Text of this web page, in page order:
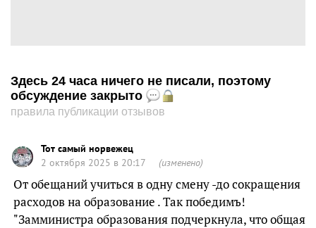
Здесь 24 часа ничего не писали, поэтому
обсуждение закрыто
правила публикации отзывов
Тот самый норвежец
2 октября 2025 в 20:17
(изменено)
От обещаний учиться в одну смену -до сокращения
расходов на образование . Так победимъ!
"Замминистра образования подчеркнула, что общая